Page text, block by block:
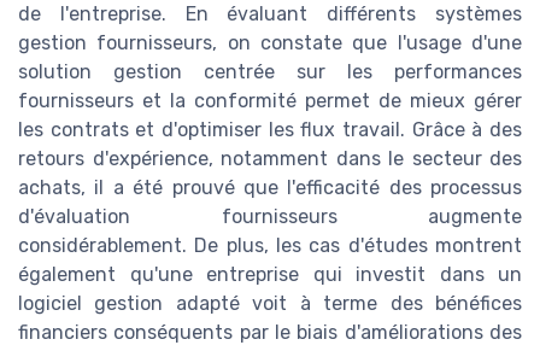
de l'entreprise. En évaluant différents systèmes
gestion fournisseurs, on constate que l'usage d'une
solution gestion centrée sur les performances
fournisseurs et la conformité permet de mieux gérer
les contrats et d'optimiser les flux travail. Grâce à des
retours d'expérience, notamment dans le secteur des
achats, il a été prouvé que l'efficacité des processus
d'évaluation fournisseurs augmente
considérablement. De plus, les cas d'études montrent
également qu'une entreprise qui investit dans un
logiciel gestion adapté voit à terme des bénéfices
financiers conséquents par le biais d'améliorations des